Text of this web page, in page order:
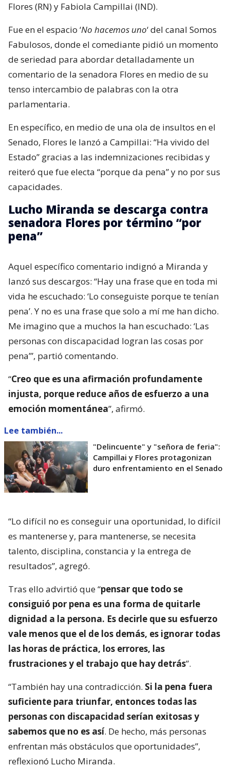
Flores (RN) y Fabiola Campillai (IND).
Fue en el espacio ‘No hacemos uno‘ del canal Somos
Fabulosos, donde el comediante pidió un momento
de seriedad para abordar detalladamente un
comentario de la senadora Flores en medio de su
tenso intercambio de palabras con la otra
parlamentaria.
En específico, en medio de una ola de insultos en el
Senado, Flores le lanzó a Campillai: “Ha vivido del
Estado” gracias a las indemnizaciones recibidas y
reiteró que fue electa “porque da pena” y no por sus
capacidades.
Lucho Miranda se descarga contra
senadora Flores por término “por
pena”
Aquel específico comentario indignó a Miranda y
lanzó sus descargos: “Hay una frase que en toda mi
vida he escuchado: ‘Lo conseguiste porque te tenían
pena’. Y no es una frase que solo a mí me han dicho.
Me imagino que a muchos la han escuchado: ‘Las
personas con discapacidad logran las cosas por
pena’”, partió comentando.
“Creo que es una afirmación profundamente
injusta, porque reduce años de esfuerzo a una
emoción momentánea”, afirmó.
Lee también...
"Delincuente" y "señora de feria":
Campillai y Flores protagonizan
duro enfrentamiento en el Senado
“Lo difícil no es conseguir una oportunidad, lo difícil
es mantenerse y, para mantenerse, se necesita
talento, disciplina, constancia y la entrega de
resultados”, agregó.
Tras ello advirtió que “pensar que todo se
consiguió por pena es una forma de quitarle
dignidad a la persona. Es decirle que su esfuerzo
vale menos que el de los demás, es ignorar todas
las horas de práctica, los errores, las
frustraciones y el trabajo que hay detrás”.
“También hay una contradicción. Si la pena fuera
suficiente para triunfar, entonces todas las
personas con discapacidad serían exitosas y
sabemos que no es así. De hecho, más personas
enfrentan más obstáculos que oportunidades”,
reflexionó Lucho Miranda.